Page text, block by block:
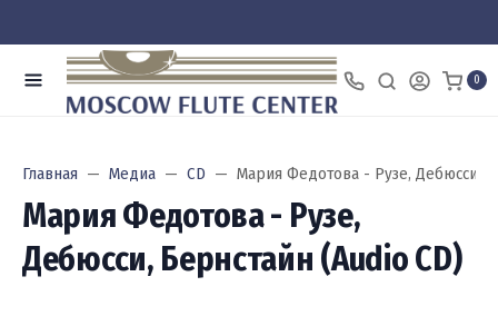
0
Главная Медиа CD Мария Федотова - Рузе, Дебюсси,
Мария Федотова - Рузе,
Дебюсси, Бернстайн (Audio CD)